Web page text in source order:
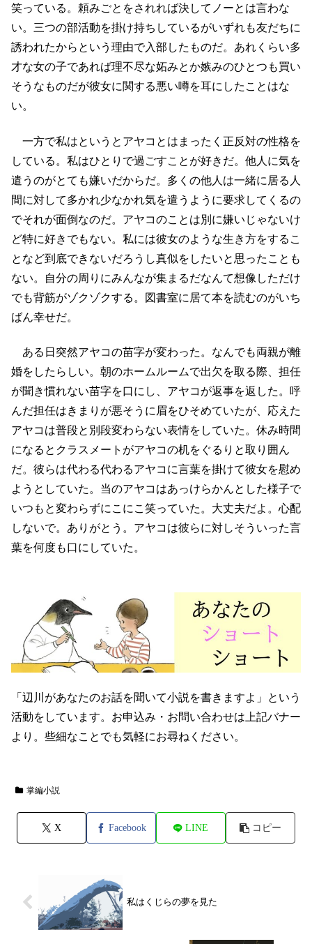
笑っている。頼みごとをされれば決してノーとは言わな
い。三つの部活動を掛け持ちしているがいずれも友だちに
誘われたからという理由で入部したものだ。あれくらい多
才な女の子であれば理不尽な妬みとか嫉みのひとつも買い
そうなものだが彼女に関する悪い噂を耳にしたことはな
い。
一方で私はというとアヤコとはまったく正反対の性格を
している。私はひとりで過ごすことが好きだ。他人に気を
遣うのがとても嫌いだからだ。多くの他人は一緒に居る人
間に対して多かれ少なかれ気を遣うように要求してくるの
でそれが面倒なのだ。アヤコのことは別に嫌いじゃないけ
ど特に好きでもない。私には彼女のような生き方をするこ
となど到底できないだろうし真似をしたいと思ったことも
ない。自分の周りにみんなが集まるだなんて想像しただけ
でも背筋がゾクゾクする。図書室に居て本を読むのがいち
ばん幸せだ。
ある日突然アヤコの苗字が変わった。なんでも両親が離
婚をしたらしい。朝のホームルームで出欠を取る際、担任
が聞き慣れない苗字を口にし、アヤコが返事を返した。呼
んだ担任はきまりが悪そうに眉をひそめていたが、応えた
アヤコは普段と別段変わらない表情をしていた。休み時間
になるとクラスメートがアヤコの机をぐるりと取り囲ん
だ。彼らは代わる代わるアヤコに言葉を掛けて彼女を慰め
ようとしていた。当のアヤコはあっけらかんとした様子で
いつもと変わらずにこにこ笑っていた。大丈夫だよ。心配
しないで。ありがとう。アヤコは彼らに対しそういった言
葉を何度も口にしていた。
「辺川があなたのお話を聞いて小説を書きますよ」という
活動をしています。お申込み・お問い合わせは上記バナー
より。些細なことでも気軽にお尋ねください。
掌編小説
X Facebook LINE コピー
私はくじらの夢を見た